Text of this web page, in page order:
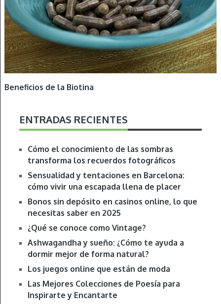
Beneficios de la Biotina
ENTRADAS RECIENTES
Cómo el conocimiento de las sombras
transforma los recuerdos fotográficos
Sensualidad y tentaciones en Barcelona:
cómo vivir una escapada llena de placer
Bonos sin depósito en casinos online, lo que
necesitas saber en 2025
¿Qué se conoce como Vintage?
Ashwagandha y sueño: ¿Cómo te ayuda a
dormir mejor de forma natural?
Los juegos online que están de moda
Las Mejores Colecciones de Poesía para
Inspirarte y Encantarte